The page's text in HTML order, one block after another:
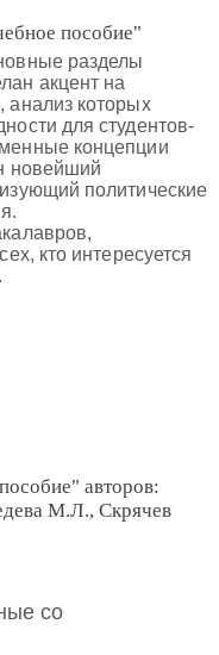
пособие"
разделы
акцент на
анализ которых
для студентов-
концепции
новейший
политические
кто интересуется
авторов:
М.Л., Скрячев
со